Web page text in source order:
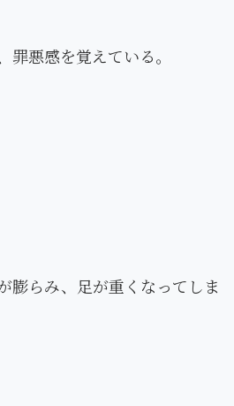
悪感を覚えている。
膨らみ、足が重くなってしま